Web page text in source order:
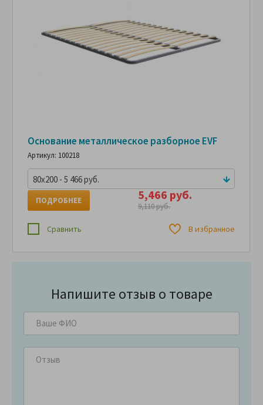
Основание металлическое разборное EVF
Артикул: 100218
80x200 - 5 466 руб.
5,466 руб.
9,110 руб.
ПОДРОБНЕЕ
Сравнить В избранное
Напишите отзыв о товаре